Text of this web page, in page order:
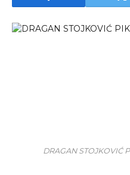
DRAGAN STOJKOVIĆ